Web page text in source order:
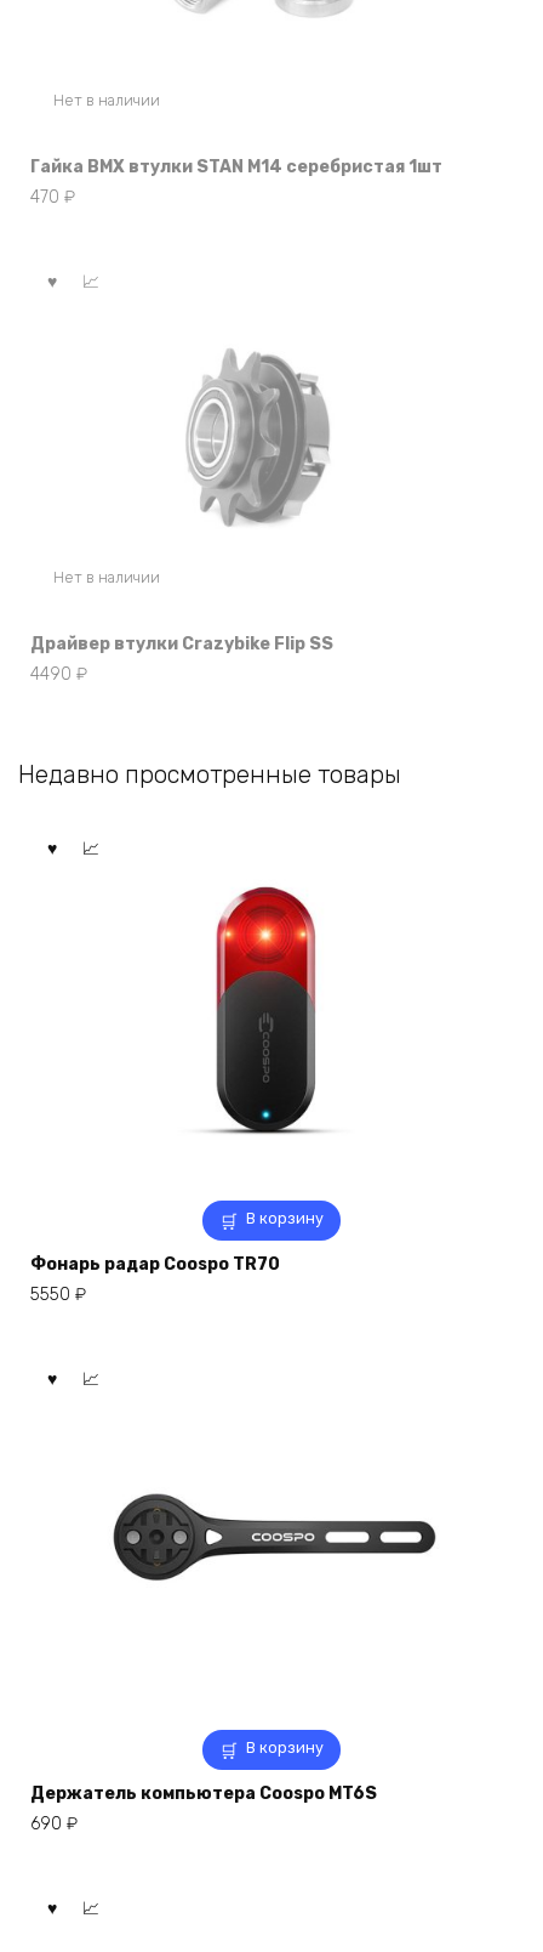
Нет в наличии
Гайка BMX втулки STAN M14 серебристая 1шт
470 ₽
Нет в наличии
Драйвер втулки Crazybike Flip SS
4490 ₽
Недавно просмотренные товары
В корзину
Фонарь радар Coospo TR70
5550 ₽
В корзину
Держатель компьютера Coospo MT6S
690 ₽